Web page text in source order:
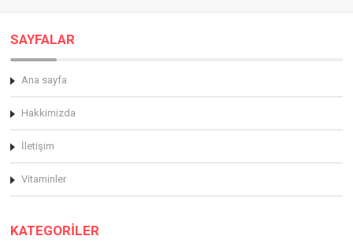
SAYFALAR
Ana sayfa
Hakkimizda
İletişim
Vitaminler
KATEGORİLER